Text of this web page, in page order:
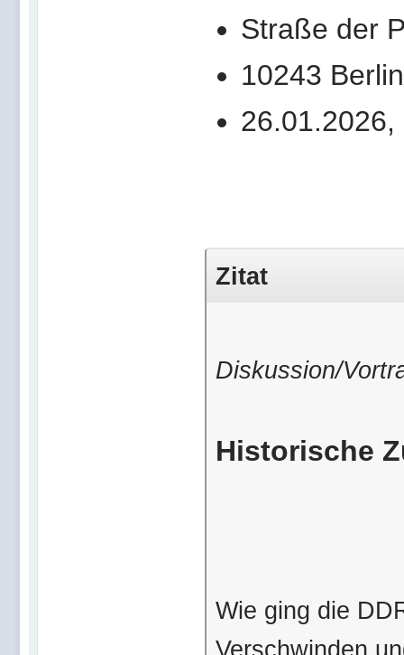
Straße der
10243 Berlin
Zitat
Diskussion/
Historische
Wie ging die
Verschwinden